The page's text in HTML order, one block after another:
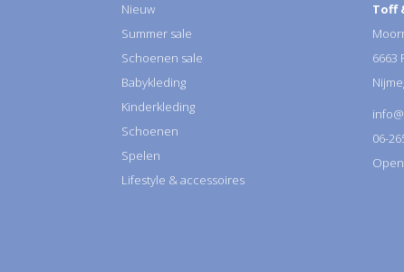
Nieuw
Summer sale
Schoenen sale
Babykleding
Kinderkleding
Schoenen
Spelen
Lifestyle & accessoires
Toff
6663
06-